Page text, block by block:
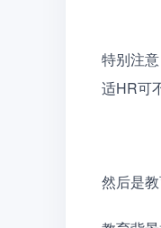
特别注
适HR可
然后是